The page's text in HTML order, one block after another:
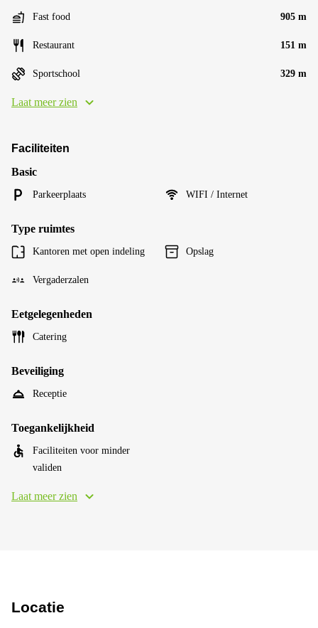
Fast food 905 m
Restaurant 151 m
Sportschool 329 m
Laat meer zien
Faciliteiten
Basic
Parkeerplaats WIFI / Internet
Type ruimtes
Kantoren met open indeling Opslag
Vergaderzalen
Eetgelegenheden
Catering
Beveiliging
Receptie
Toegankelijkheid
Faciliteiten voor minder
validen
Laat meer zien
Locatie